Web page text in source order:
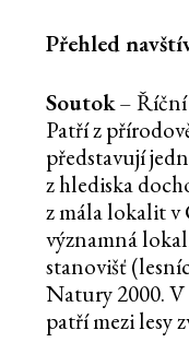
Přehled
Soutok– Říční
Patří z
představují
z hlediska
z mála lokalit v
významná
stanovišť
Natury 2000. V
patří mezi lesy